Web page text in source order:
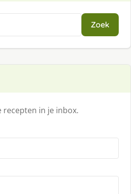
Zoek
recepten in je inbox.